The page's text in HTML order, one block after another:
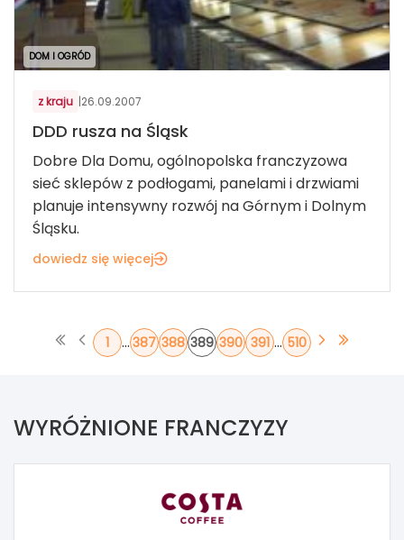
DOM I OGRÓD
z kraju |26.09.2007
DDD rusza na Śląsk
Dobre Dla Domu, ogólnopolska franczyzowa
sieć sklepów z podłogami, panelami i drzwiami
planuje intensywny rozwój na Górnym i Dolnym
Śląsku.
dowiedz się więcej
1 ... 387 388 389 390 391 ... 510
WYRÓŻNIONE FRANCZYZY